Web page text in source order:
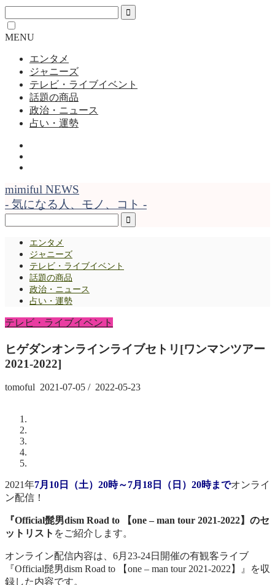
MENU
エンタメ
ジャニーズ
テレビ・ライブイベント
話題の商品
政治・ニュース
占い・運勢
mimiful NEWS
- 気になる人、モノ、コト -
エンタメ
ジャニーズ
テレビ・ライブイベント
話題の商品
政治・ニュース
占い・運勢
テレビ・ライブイベント
ヒゲダンオンラインライブセトリ[ワンマンツアー
2021-2022]
tomoful 2021-07-05 / 2022-05-23
2021年7月10日（土）20時～7月18日（日）20時までオンライ
ン配信！
『Official髭男dism Road to 【one – man tour 2021-2022】のセ
ットリスト をご紹介します。
オンライン配信内容は、6月23-24日開催の有観客ライブ
『Official髭男dism Road to 【one – man tour 2021-2022】』を収
録した内容です。